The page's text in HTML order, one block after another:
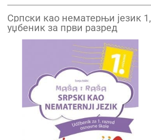
Српски као нематерњи језик 1,
уџбеник за први разред